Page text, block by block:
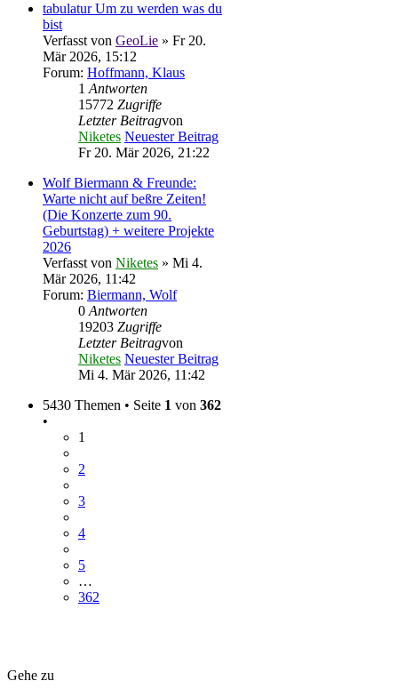
tabulatur Um zu werden was du
bist
Verfasst von GeoLie » Fr 20.
Mär 2026, 15:12
Forum: Hoffmann, Klaus
1 Antworten
15772 Zugriffe
Letzter Beitragvon
Niketes Neuester Beitrag
Fr 20. Mär 2026, 21:22
Wolf Biermann & Freunde:
Warte nicht auf beßre Zeiten!
(Die Konzerte zum 90.
Geburtstag) + weitere Projekte
2026
Verfasst von Niketes » Mi 4.
Mär 2026, 11:42
Forum: Biermann, Wolf
0 Antworten
19203 Zugriffe
Letzter Beitragvon
Niketes Neuester Beitrag
Mi 4. Mär 2026, 11:42
5430 Themen • Seite 1 von 362
•
1
2
3
4
5
…
362
Gehe zu